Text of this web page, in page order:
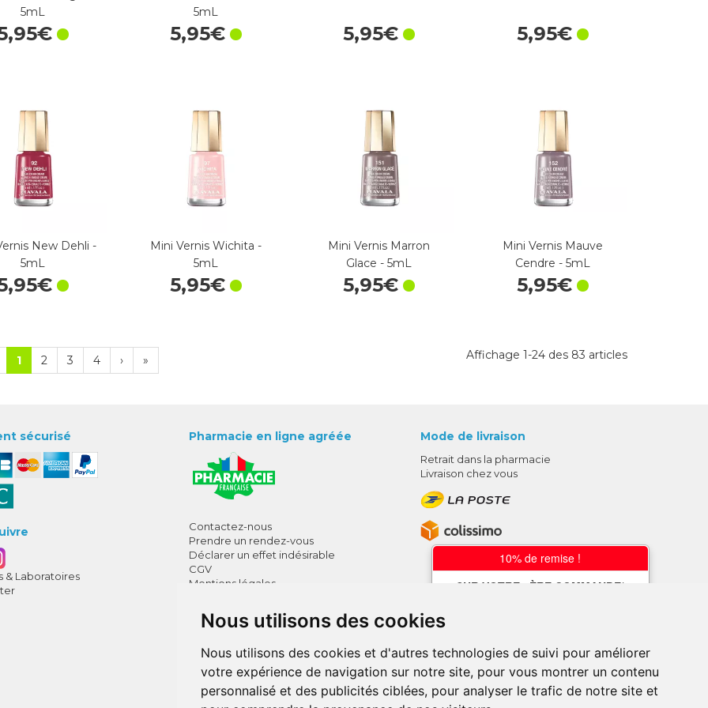
Nous utilisons des cookies
Nous utilisons des cookies et d'autres technologies de suivi pour améliorer
votre expérience de navigation sur notre site, pour vous montrer un contenu
personnalisé et des publicités ciblées, pour analyser le trafic de notre site et
5mL
,95€
5mL
5,95€ 5,95€ 5,95€
New Dehli -
5mL
,95€
Mini Vernis Wichita -
5mL
5,95€
Mini Vernis Marron
Glace - 5mL
5,95€
Mini Vernis Mauve
Cendre - 5mL
5,95€
1 2 3 4 › » Affichage 1-24 des 83 articles
sécurisé
& Laboratoires
Pharmacie en ligne agréée
Contactez-nous
Prendre un rendez-vous
Déclarer un effet indésirable
CGV
Mentions légales
Cookies
Mes préférences Cookies
Annuaire des pharmacies
Mode de livraison
Retrait dans la pharmacie
Livraison chez vous
10% de remise !
SUR VOTRE 1ÈRE COMMANDE*
* sans minimum d'achat , hors
médicaments et produits en offre,
utilisez le code au moment de la
validation du panier afin que la remise